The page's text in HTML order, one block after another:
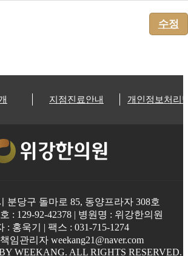
수정
지점진료안내 개인정보처리
분당구 돌마로 85, 동양프라자 308호
: 129-92-42378 | 병원명 : 위강한의원
: 홍욱기 | 팩스 : 031-715-1274
임관리자 weekang21@naver.com
WEEKANG. ALL RIGHTS RESERVED.